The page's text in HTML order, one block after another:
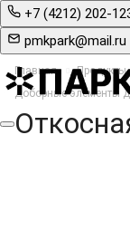
+7 (4212) 202-
pmkpark@mail.ru
Главная Продукты
Доборные элементы